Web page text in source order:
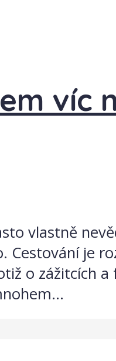
víc
vlastně
je
o zážitcích